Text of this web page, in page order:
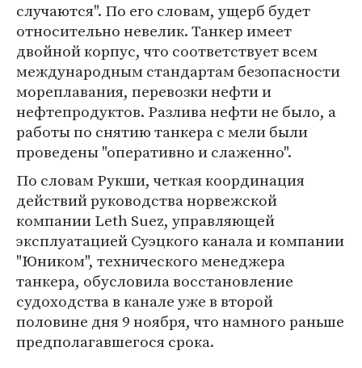
случаются". По его словам, ущерб будет
относительно невелик. Танкер имеет
двойной корпус, что соответствует всем
международным стандартам безопасности
мореплавания, перевозки нефти и
нефтепродуктов. Разлива нефти не было, а
работы по снятию танкера с мели были
проведены "оперативно и слаженно".
По словам Рукши, четкая координация
действий руководства норвежской
компании Leth Suez, управляющей
эксплуатацией Суэцкого канала и компании
"Юником", технического менеджера
танкера, обусловила восстановление
судоходства в канале уже в второй
половине дня 9 ноября, что намного раньше
предполагавшегося срока.